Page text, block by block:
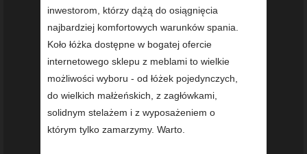
inwestorom, którzy dążą do osiągnięcia
najbardziej komfortowych warunków spania.
Koło łóżka dostępne w bogatej ofercie
internetowego sklepu z meblami to wielkie
możliwości wyboru - od łóżek pojedynczych,
do wielkich małżeńskich, z zagłówkami,
solidnym stelażem i z wyposażeniem o
którym tylko zamarzymy. Warto.